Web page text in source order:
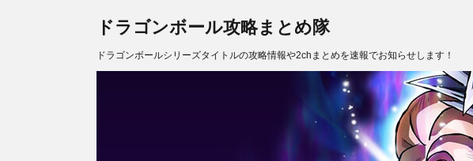
ドラゴンボール攻略まとめ隊
ドラゴンボールシリーズタイトルの攻略情報や2chまとめを速報でお知らせします！